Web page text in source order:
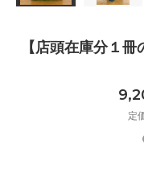
【店頭在庫分１
定